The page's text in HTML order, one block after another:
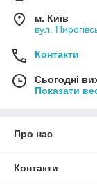
м. Київ
вул.
Контакти
Сьогодні
Показати
Про нас
Контакти